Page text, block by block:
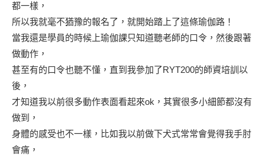
都一樣，
所以我就毫不猶豫的報名了，就開始踏上了這條瑜伽路！
當我還是學員的時候上瑜伽課只知道聽老師的口令，然後跟著
做動作，
甚至有的口令也聽不懂，直到我參加了RYT200的師資培訓以
後，
才知道我以前很多動作表面看起來ok，其實很多小細節都沒有
做到，
身體的感受也不一樣，比如我以前做下犬式常常會覺得我手肘
會痛，